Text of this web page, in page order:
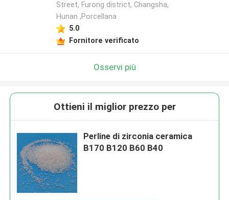
Street, Furong district, Changsha,
Hunan ,Porcellana
5.0
Fornitore verificato
Osservi più
Ottieni il miglior prezzo per
Perline di zirconia ceramica
B170 B120 B60 B40